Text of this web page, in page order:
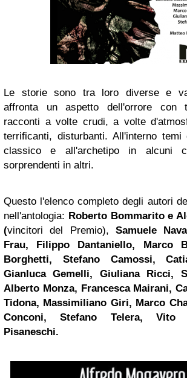
Le storie sono tra loro diverse e
affronta un aspetto dell'orrore con
racconti a volte crudi, a volte
terrificanti, disturbanti. All'interno
classico e all'archetipo in alcuni
sorprendenti in altri.
Questo l'elenco completo degli autori
nell'antologia: Roberto Bommarito e
(vincitori del Premio), Samuele
Frau, Filippo Dantaniello, Marco
Borghetti, Stefano Camossi,
Gianluca Gemelli, Giuliana Ricci,
Alberto Monza, Francesca Mairani,
Tidona, Massimiliano Giri, Marco
Conconi, Stefano Telera, Vito
Pisaneschi.